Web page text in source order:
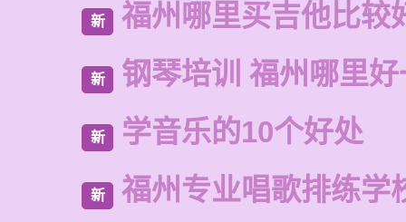
新 福州哪里买吉他比较
新 钢琴培训 福州哪里
新 学音乐的10个好处
新 福州专业唱歌排练学